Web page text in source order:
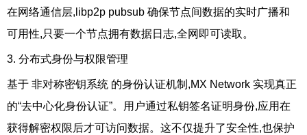
在网络通信层,libp2p pubsub 确保节点间数据的实时广播和
可用性,只要一个节点拥有数据日志,全网即可读取。
3. 分布式身份与权限管理
基于 非对称密钥系统 的身份认证机制,MX Network 实现真正
的“去中心化身份认证”。用户通过私钥签名证明身份,应用在
获得解密权限后才可访问数据。这不仅提升了安全性,也保护